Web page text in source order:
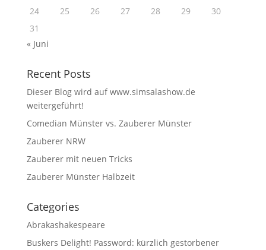
24
25 26 27 28 29
30
31
« Juni
Recent Posts
Dieser Blog wird auf www.simsalashow.de
weitergeführt!
Comedian Münster vs. Zauberer Münster
Zauberer NRW
Zauberer mit neuen Tricks
Zauberer Münster Halbzeit
Categories
Abrakashakespeare
Buskers Delight! Password: kürzlich gestorbener